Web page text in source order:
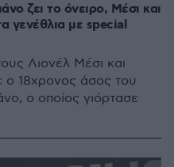
ζει το όνειρο, Μέσι και
γενέθλια με special
Λιονέλ Μέσι και
ο 18χρονος άσος του
ο οποίος γιόρτασε